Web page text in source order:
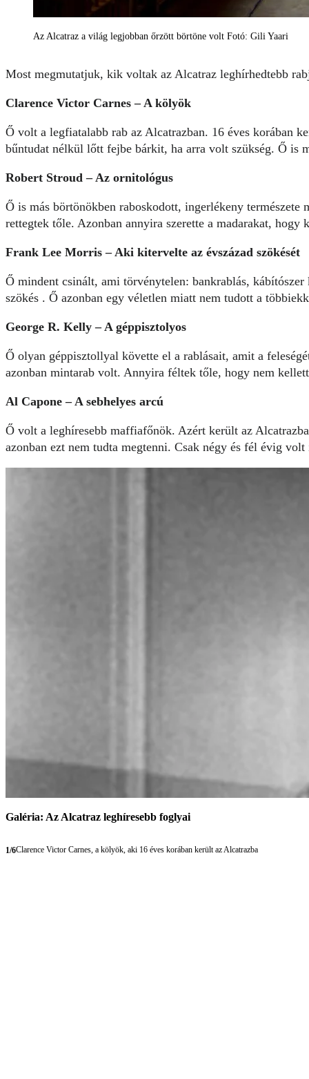
Az Alcatraz a világ legjobban őrzött börtöne volt Fotó: Gili Yaari
Most megmutatjuk, kik voltak az Alcatraz leghírhedtebb
Clarence Victor Carnes – A kölyök
Ő volt a legfiatalabb rab az Alcatrazban. 16 éves korában
bűntudat nélkül lőtt fejbe bárkit, ha arra volt szükség. Ő is
Robert Stroud – Az ornitológus
Ő is más börtönökben raboskodott, ingerlékeny
rettegtek tőle. Azonban annyira szerette a madarakat,
Frank Lee Morris – Aki kitervelte az évszázad szökését
Ő mindent csinált, ami törvénytelen: bankrablás,
szökés . Ő azonban egy véletlen miatt nem tudott a
George R. Kelly – A géppisztolyos
Ő olyan géppisztollyal követte el a rablásait, amit a
azonban mintarab volt. Annyira féltek tőle, hogy nem
Al Capone – A sebhelyes arcú
Ő volt a leghíresebb maffiafőnök. Azért került az
azonban ezt nem tudta megtenni. Csak négy és fél évig
Galéria: Az Alcatraz leghíresebb foglyai
1/6Clarence Victor Carnes, a kölyök, aki 16 éves korában került az Alcatrazba